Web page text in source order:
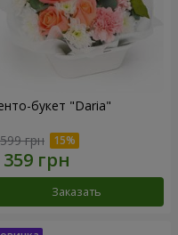
букет "Daria"
грн
Заказать